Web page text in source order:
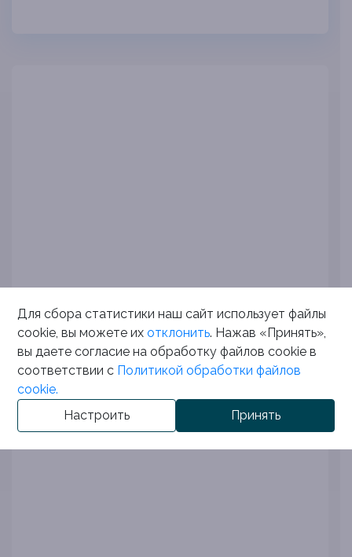
Для сбора статистики наш сайт использует файлы
cookie, вы можете их отклонить. Нажав «Принять»,
вы даете согласие на обработку файлов cookie в
соответствии с Политикой обработки файлов
cookie.
Настроить
Принять